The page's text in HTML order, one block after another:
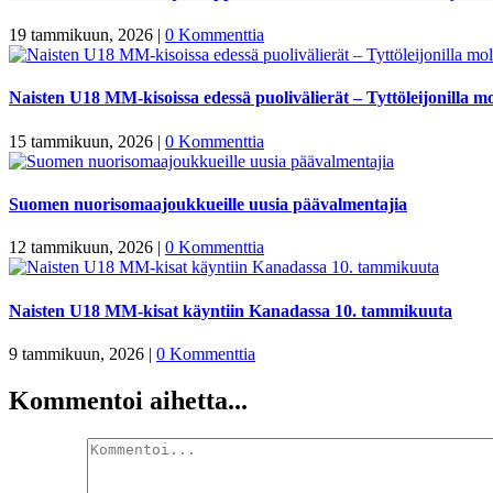
19 tammikuun, 2026 | 0 Kommenttia
Naisten U18 MM-kisoissa edessä puolivälierät – Tyttöleijonilla
15 tammikuun, 2026 | 0 Kommenttia
Suomen nuorisomaajoukkueille uusia päävalmentajia
12 tammikuun, 2026 | 0 Kommenttia
Naisten U18 MM-kisat käyntiin Kanadassa 10. tammikuuta
9 tammikuun, 2026 | 0 Kommenttia
Kommentoi aihetta...